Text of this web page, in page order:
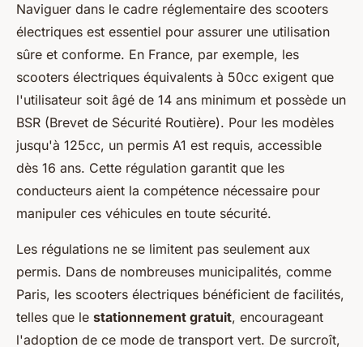
Naviguer dans le cadre réglementaire des scooters
électriques est essentiel pour assurer une utilisation
sûre et conforme. En France, par exemple, les
scooters électriques équivalents à 50cc exigent que
l'utilisateur soit âgé de 14 ans minimum et possède un
BSR (Brevet de Sécurité Routière). Pour les modèles
jusqu'à 125cc, un permis A1 est requis, accessible
dès 16 ans. Cette régulation garantit que les
conducteurs aient la compétence nécessaire pour
manipuler ces véhicules en toute sécurité.
Les régulations ne se limitent pas seulement aux
permis. Dans de nombreuses municipalités, comme
Paris, les scooters électriques bénéficient de facilités,
telles que le stationnement gratuit, encourageant
l'adoption de ce mode de transport vert. De surcroît,